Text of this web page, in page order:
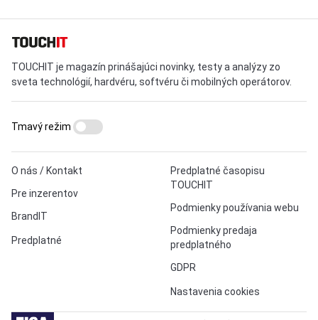
TOUCHIT je magazín prinášajúci novinky, testy a analýzy zo
sveta technológií, hardvéru, softvéru či mobilných operátorov.
O nás / Kontakt
Pre inzerentov
BrandIT
Predplatné
Predplatné časopisu
TOUCHIT
Podmienky používania webu
Podmienky predaja
predplatného
GDPR
Nastavenia cookies
Tmavý režim